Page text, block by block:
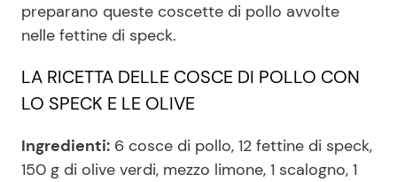
Info
preparano queste coscette di pollo avvolte
nelle fettine di speck.
LA RICETTA DELLE COSCE DI POLLO CON
LO SPECK E LE OLIVE
Ingredienti: 6 cosce di pollo, 12 fettine di speck,
150 g di olive verdi, mezzo limone, 1 scalogno, 1